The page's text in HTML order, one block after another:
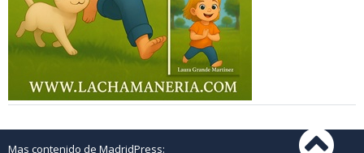
Mas contenido de MadridPress: